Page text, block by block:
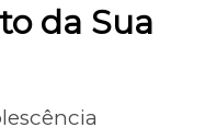
da Sua